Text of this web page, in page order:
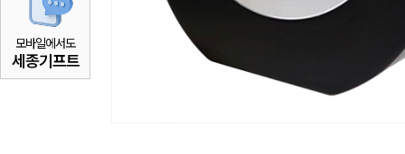
모바일에서도
세종기프트